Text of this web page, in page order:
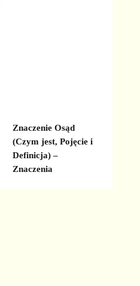
Znaczenie Osąd
(Czym jest, Pojęcie i
Definicja) –
Znaczenia